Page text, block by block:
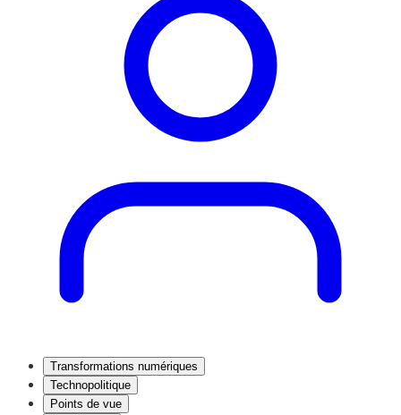
Transformations numériques
Technopolitique
Points de vue